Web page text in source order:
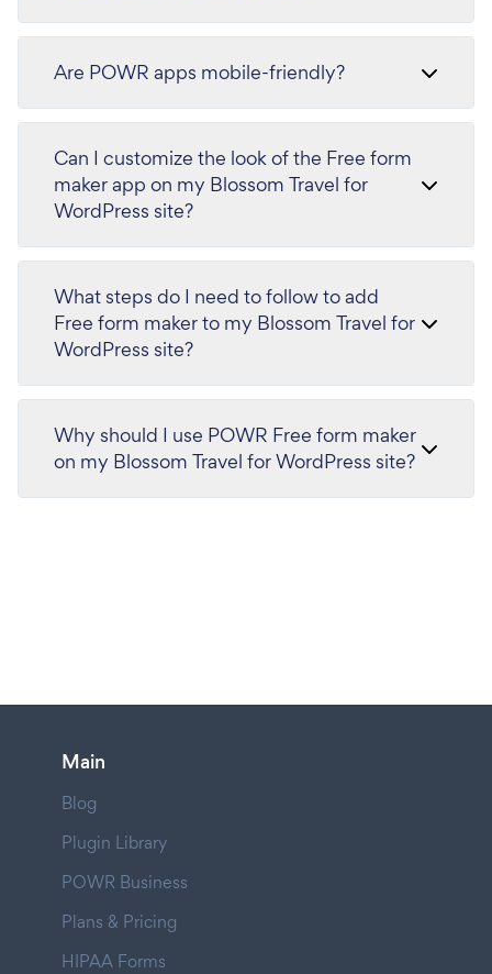
Are POWR apps mobile-friendly?
Can I customize the look of the Free form
maker app on my Blossom Travel for
WordPress site?
What steps do I need to follow to add
Free form maker to my Blossom Travel for
WordPress site?
Why should I use POWR Free form maker
on my Blossom Travel for WordPress site?
Main
Blog
Plugin Library
POWR Business
Plans & Pricing
HIPAA Forms